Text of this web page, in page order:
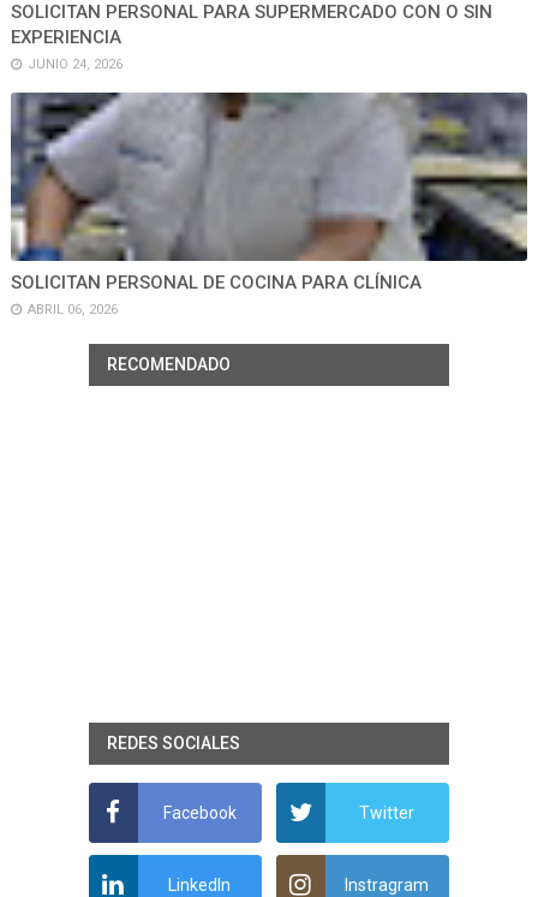
SOLICITAN PERSONAL PARA SUPERMERCADO CON O SIN
EXPERIENCIA
JUNIO 24, 2026
SOLICITAN PERSONAL DE COCINA PARA CLÍNICA
ABRIL 06, 2026
RECOMENDADO
REDES SOCIALES
Facebook Twitter
LinkedIn Instragram